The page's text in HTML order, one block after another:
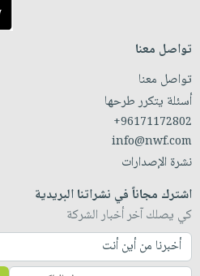
تواصل معنا
تواصل معنا
أسئلة يتكرر طرحها
+96171172802
info@nwf.com
نشرة الإصدارات
اشترك مجاناً في نشراتنا البريدية
كي يصلك آخر أخبار الشركة